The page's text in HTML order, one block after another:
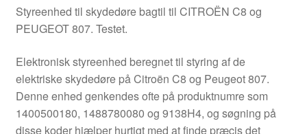
Styreenhed til skydedøre bagtil til CITROËN C8 og
PEUGEOT 807. Testet.
Elektronisk styreenhed beregnet til styring af de
elektriske skydedøre på Citroën C8 og Peugeot 807.
Denne enhed genkendes ofte på produktnumre som
1400500180, 1488780080 og 9138H4, og søgning på
disse koder hjælper hurtigt med at finde præcis det